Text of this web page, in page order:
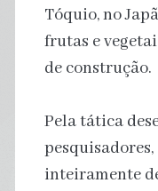
Tóquio, no
frutas e
de construção.
Pela tática
inteiramente